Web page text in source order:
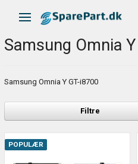
Skifte navigation
Samsung Omnia
Samsung Omnia Y GT-i8700
Filtre
POPULÆR